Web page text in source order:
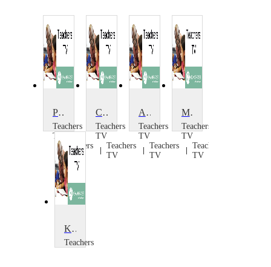
Primary Art: Abstract Art: My Journey
Teachers
TV
Teachers
TV
Contemporary Art
Teachers
TV
Teachers
TV
Art Workshop
Teachers
TV
Teachers
TV
Messy Art at KS1
Teachers
TV
Teachers
TV
KS1 Art: Peacock Masks
Teachers